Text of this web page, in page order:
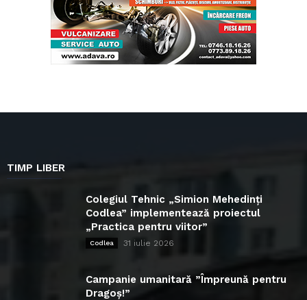
TIMP LIBER
Colegiul Tehnic „Simion Mehedinți
Codlea” implementează proiectul
„Practica pentru viitor”
Codlea 31 iulie 2026
Campanie umanitară ”Împreună pentru
Dragoș!”